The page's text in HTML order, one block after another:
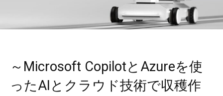
～Microsoft CopilotとAzureを使
ったAIとクラウド技術で収穫作